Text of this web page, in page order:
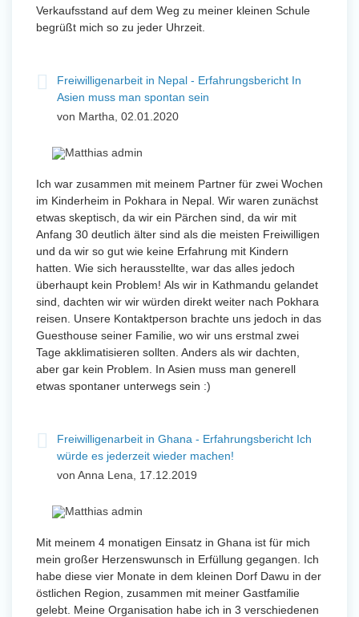
Verkaufsstand auf dem Weg zu meiner kleinen Schule
begrüßt mich so zu jeder Uhrzeit.
Freiwilligenarbeit in Nepal - Erfahrungsbericht In
Asien muss man spontan sein
von Martha, 02.01.2020
Ich war zusammen mit meinem Partner für zwei Wochen
im Kinderheim in Pokhara in Nepal. Wir waren zunächst
etwas skeptisch, da wir ein Pärchen sind, da wir mit
Anfang 30 deutlich älter sind als die meisten Freiwilligen
und da wir so gut wie keine Erfahrung mit Kindern
hatten. Wie sich herausstellte, war das alles jedoch
überhaupt kein Problem! Als wir in Kathmandu gelandet
sind, dachten wir wir würden direkt weiter nach Pokhara
reisen. Unsere Kontaktperson brachte uns jedoch in das
Guesthouse seiner Familie, wo wir uns erstmal zwei
Tage akklimatisieren sollten. Anders als wir dachten,
aber gar kein Problem. In Asien muss man generell
etwas spontaner unterwegs sein :)
Freiwilligenarbeit in Ghana - Erfahrungsbericht Ich
würde es jederzeit wieder machen!
von Anna Lena, 17.12.2019
Mit meinem 4 monatigen Einsatz in Ghana ist für mich
mein großer Herzenswunsch in Erfüllung gegangen. Ich
habe diese vier Monate in dem kleinen Dorf Dawu in der
östlichen Region, zusammen mit meiner Gastfamilie
gelebt. Meine Organisation habe ich in 3 verschiedenen